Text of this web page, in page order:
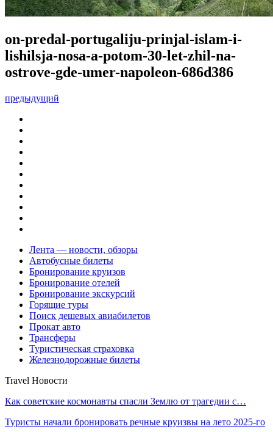
on-predal-portugaliju-prinjal-islam-i-
lishilsja-nosa-a-potom-30-let-zhil-na-
ostrove-gde-umer-napoleon-686d386
предыдущий
Лента — новости, обзоры
Автобусные билеты
Бронирование круизов
Бронирование отелей
Бронирование экскурсий
Горящие туры
Поиск дешевых авиабилетов
Прокат авто
Трансферы
Туристическая страховка
Железнодорожные билеты
Travel Новости
Как советские космонавты спасли Землю от трагедии с…
Туристы начали бронировать речные круизвы на лето 2025-го